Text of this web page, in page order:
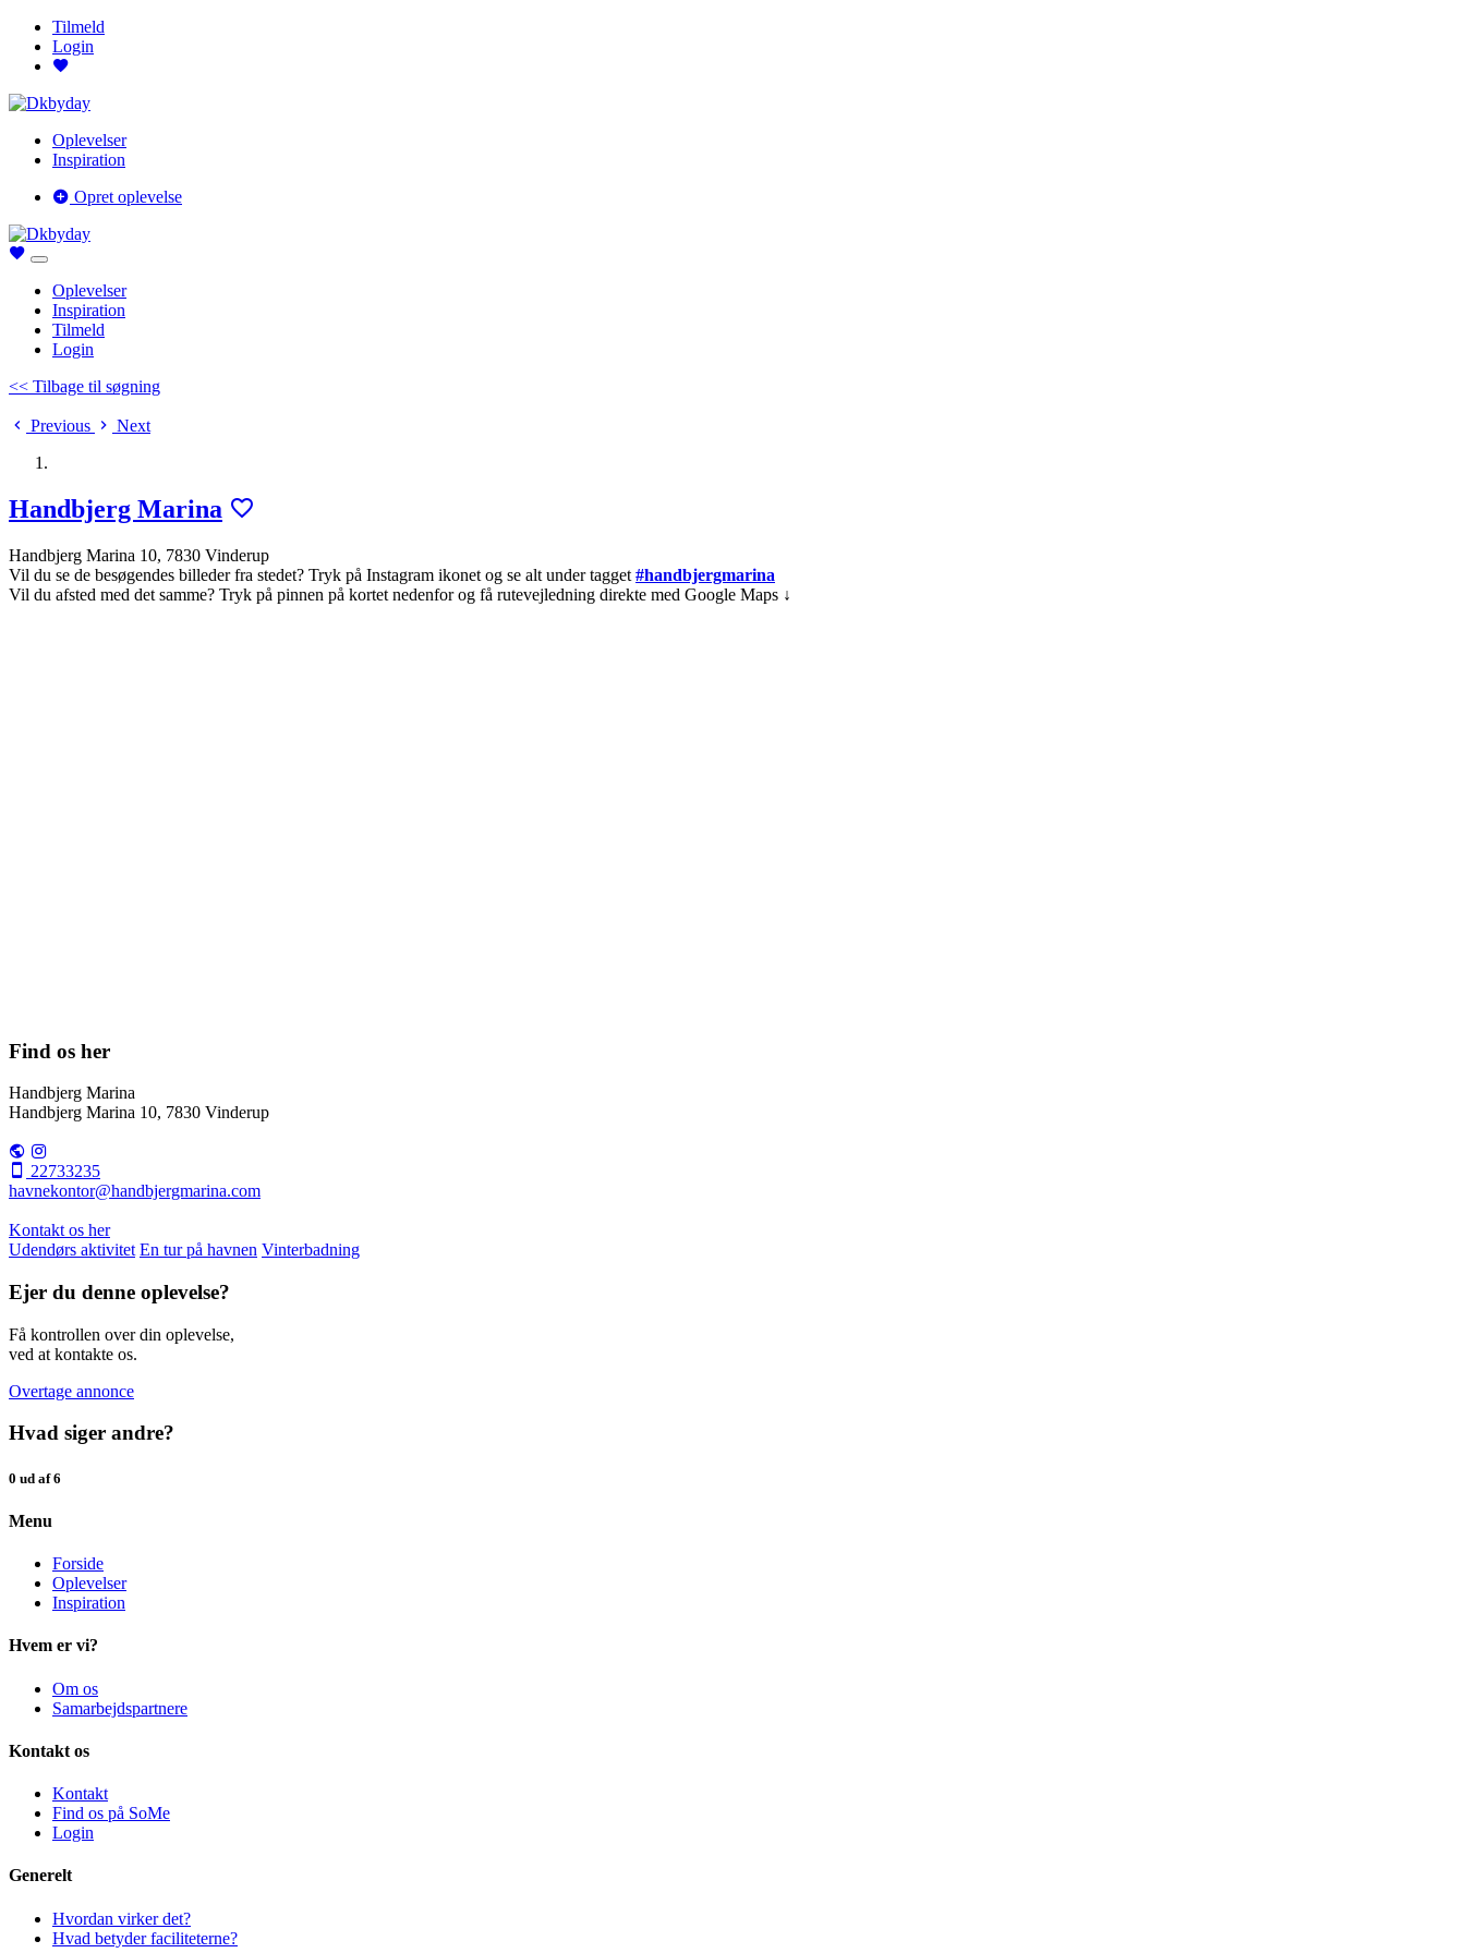
Tilmeld
Login
Oplevelser
Inspiration
Opret oplevelse
Oplevelser
Inspiration
Tilmeld
Login
<< Tilbage til søgning
Previous Next
Handbjerg Marina
Handbjerg Marina 10, 7830 Vinderup
Vil du se de besøgendes billeder fra stedet? Tryk på Instagram ikonet og se alt under tagget #handbjergmarina
Vil du afsted med det samme? Tryk på pinnen på kortet nedenfor og få rutevejledning direkte med Google Maps ↓
Find os her
Handbjerg Marina
Handbjerg Marina 10, 7830 Vinderup
22733235
havnekontor@handbjergmarina.com
Kontakt os her
Udendørs aktivitet En tur på havnen Vinterbadning
Ejer du denne oplevelse?
Få kontrollen over din oplevelse,
ved at kontakte os.
Overtage annonce
Hvad siger andre?
0 ud af 6
Menu
Forside
Oplevelser
Inspiration
Hvem er vi?
Om os
Samarbejdspartnere
Kontakt os
Kontakt
Find os på SoMe
Login
Generelt
Hvordan virker det?
Hvad betyder faciliteterne?